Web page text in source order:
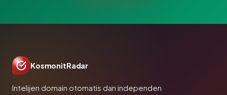
KosmonitRadar
Intelijen domain otomatis dan independen